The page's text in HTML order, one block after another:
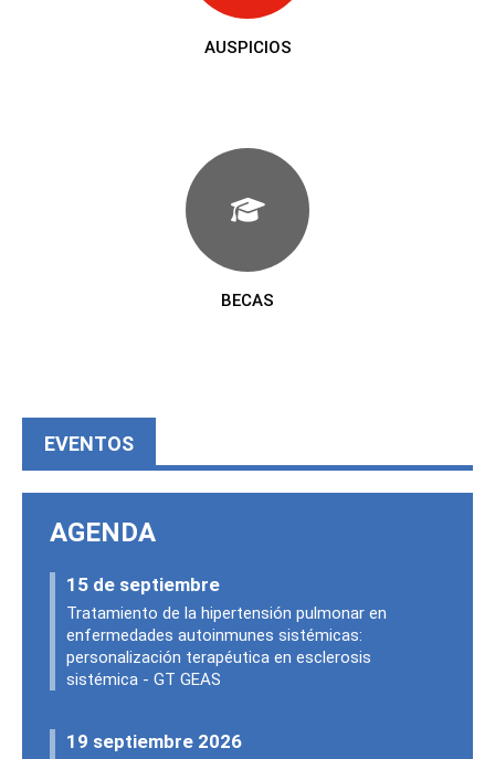
AUSPICIOS
BECAS
EVENTOS
AGENDA
15 de septiembre
Tratamiento de la hipertensión pulmonar en
enfermedades autoinmunes sistémicas:
personalización terapéutica en esclerosis
sistémica - GT GEAS
19 septiembre 2026